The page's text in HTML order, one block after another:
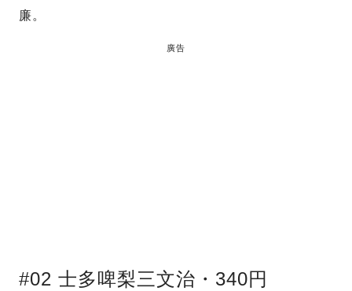
廉。
廣告
#02 士多啤梨三文治・340円